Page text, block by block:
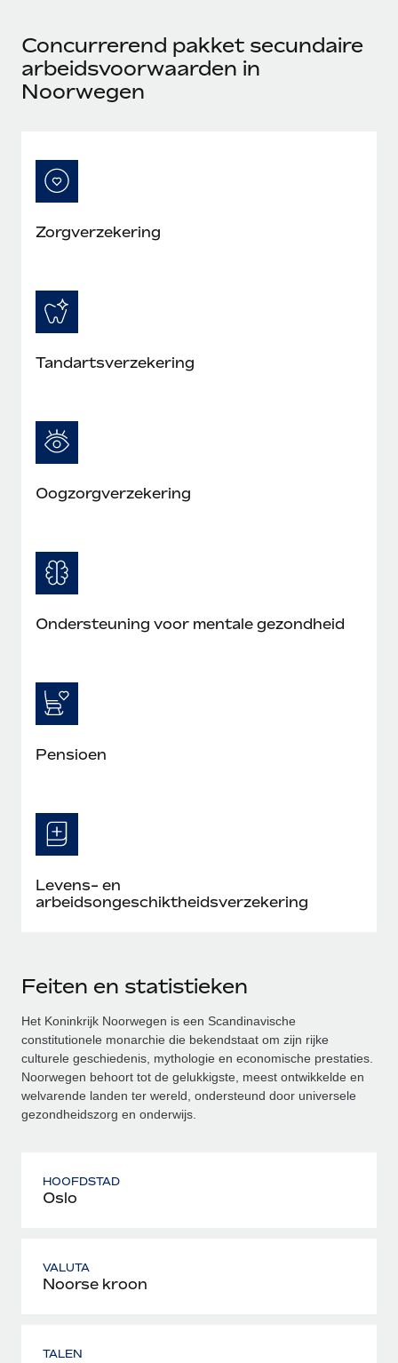
Concurrerend pakket secundaire
arbeidsvoorwaarden in
Noorwegen
Zorgverzekering
Tandartsverzekering
Oogzorgverzekering
Ondersteuning voor mentale gezondheid
Pensioen
Levens- en
arbeidsongeschiktheidsverzekering
Feiten en statistieken
Het Koninkrijk Noorwegen is een Scandinavische
constitutionele monarchie die bekendstaat om zijn rijke
culturele geschiedenis, mythologie en economische prestaties.
Noorwegen behoort tot de gelukkigste, meest ontwikkelde en
welvarende landen ter wereld, ondersteund door universele
gezondheidszorg en onderwijs.
HOOFDSTAD
Oslo
VALUTA
Noorse kroon
TALEN